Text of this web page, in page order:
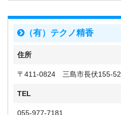
（有）テクノ精香
住所
〒411-0824 三島市長伏155-52
TEL
055-977-7181